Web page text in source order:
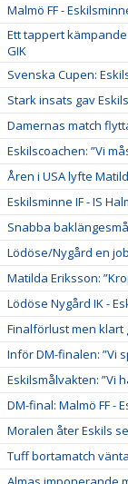
Malmö FF -
Ett tappert
GIK
Svenska Cupen:
Stark insats gav
Damernas match
Eskilscoachen: ”Vi
Åren i USA lyfte
Eskilsminne IF - IS
Snabba
Lödöse/Nygård en
Matilda Eriksson:
Lödöse Nygård IK -
Finalförlust men klart
Inför DM-finalen: ”Vi
Eskilsmålvakten: ”Vi
DM-final: Malmö FF -
Moralen åter Eskils
Tuff bortamatch